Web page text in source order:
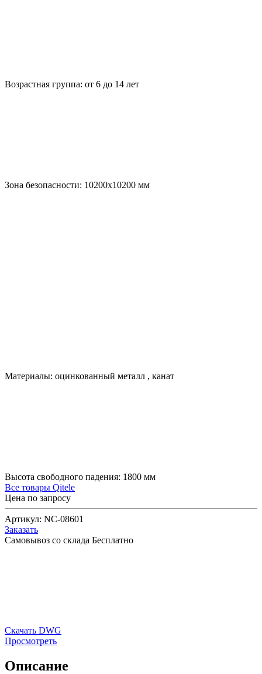
Возрастная группа: от 6 до 14 лет
Зона безопасности: 10200х10200 мм
Материалы: оцинкованный металл , канат
Высота свободного падения: 1800 мм
Все товары Qitele
Цена по запросу
Артикул: NC-08601
Заказать
Самовывоз со склада Бесплатно
Скачать DWG
Просмотреть
Описание